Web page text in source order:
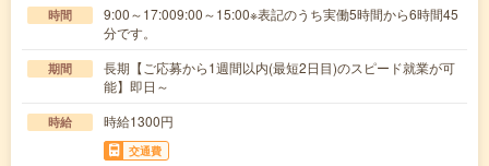
時間
9:00～17:009:00～15:00※表記のうち実働5時間から6時間45
分です。
期間
長期【ご応募から1週間以内(最短2日目)のスピード就業が可
能】即日～
時給 時給1300円
交通費